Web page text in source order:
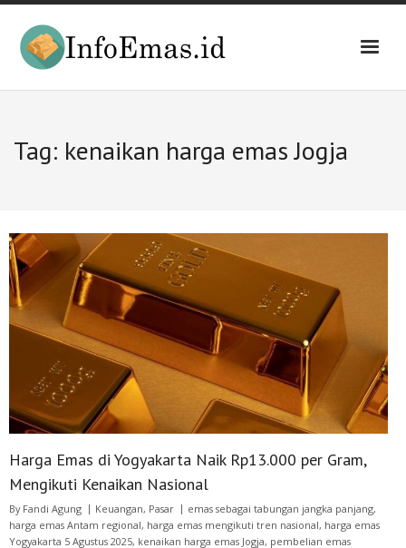
Skip
content
Tag: kenaikan harga emas Jogja
Harga Emas di Yogyakarta Naik Rp13.000 per Gram,
Mengikuti Kenaikan Nasional
By Fandi Agung Keuangan, Pasar emas sebagai tabungan jangka panjang,
harga emas Antam regional, harga emas mengikuti tren nasional, harga emas
Yogyakarta 5 Agustus 2025, kenaikan harga emas Jogja, pembelian emas